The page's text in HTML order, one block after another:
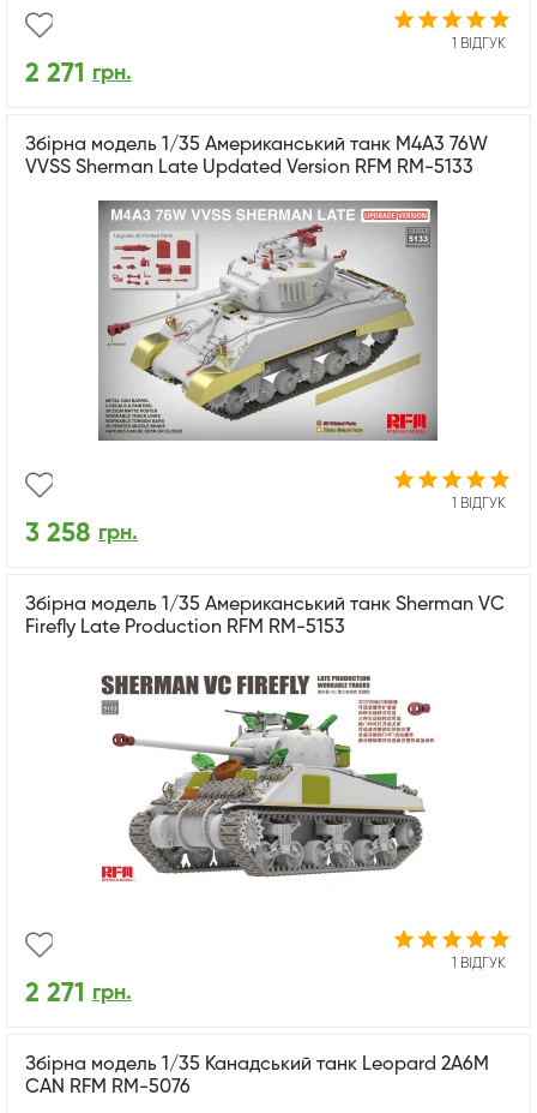
1 ВІДГУК
2 271 грн.
Збірна модель 1/35 Американський танк M4A3 76W
VVSS Sherman Late Updated Version RFM RM-5133
1 ВІДГУК
3 258 грн.
Збірна модель 1/35 Американський танк Sherman VC
Firefly Late Production RFM RM-5153
1 ВІДГУК
2 271 грн.
Збірна модель 1/35 Канадський танк Leopard 2A6M
CAN RFM RM-5076